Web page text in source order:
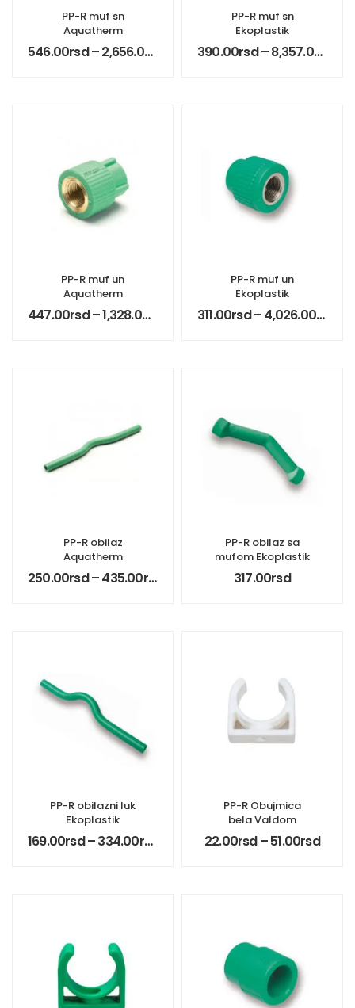
PP-R muf sn
Aquatherm
546.00rsd–2,656.00 rsd
PP-R muf sn
Ekoplastik
390.00rsd–8,357.00 rsd
PP-R muf un
Aquatherm
447.00rsd–1,328.00 rsd
PP-R muf un
Ekoplastik
311.00rsd–4,026.00rsd
PP-R obilaz
Aquatherm
250.00rsd–435.00rsd
PP-R obilaz sa
mufom Ekoplastik
317.00rsd
PP-R obilazni luk
Ekoplastik
169.00rsd–334.00rsd
PP-R Obujmica
bela Valdom
22.00rsd–51.00rsd